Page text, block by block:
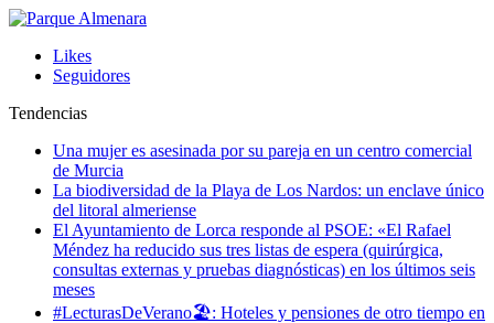
Likes
Seguidores
Tendencias
Una mujer es asesinada por su pareja en un centro comercial
de Murcia
La biodiversidad de la Playa de Los Nardos: un enclave único
del litoral almeriense
El Ayuntamiento de Lorca responde al PSOE: «El Rafael
Méndez ha reducido sus tres listas de espera (quirúrgica,
consultas externas y pruebas diagnósticas) en los últimos seis
meses
#LecturasDeVerano🏖: Hoteles y pensiones de otro tiempo en